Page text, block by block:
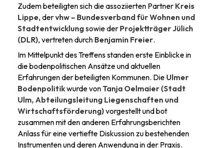
Zudem beteiligten sich die assoziierten Partner Kreis
Lippe, dervhw – Bundesverband für Wohnen und
Stadtentwicklung sowie der Projektträger Jülich
(DLR), vertreten durch Benjamin Freier.
Im Mittelpunkt des Treffens standen erste Einblicke in
die bodenpolitischen Ansätze und aktuellen
Erfahrungen der beteiligten Kommunen. Die Ulmer
Bodenpolitikwurde vonTanja Oelmaier (Stadt
Ulm, Abteilungsleitung Liegenschaften und
Wirtschaftsförderung) vorgestellt und bot
zusammen mit den anderen Erfahrungsberichten
Anlass für eine vertiefte Diskussion zu bestehenden
Instrumenten und deren Anwendung in der Praxis.